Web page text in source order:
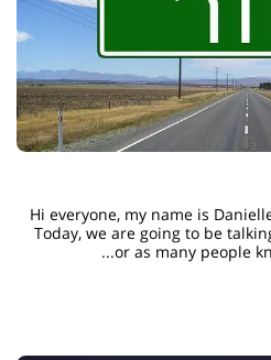
Hi everyone, my name is
Today, we are going to be
or as many people